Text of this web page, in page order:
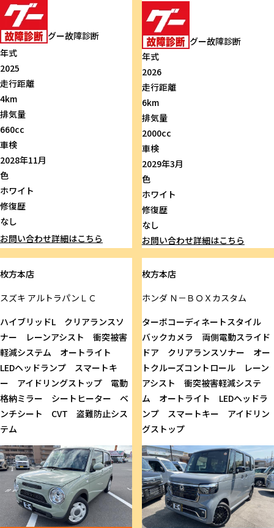
グー故障診断
年式
2025
走行距離
4km
排気量
660cc
車検
2028年11月
色
ホワイト
修復歴
なし
お問い合わせ詳細はこちら
グー故障診断
年式
2026
走行距離
6km
排気量
2000cc
車検
2029年3月
色
ホワイト
修復歴
なし
お問い合わせ詳細はこちら
枚方本店
スズキ アルトラパンＬＣ
ハイブリッドL クリアランスソ
ナー レーンアシスト 衝突被害
軽減システム オートライト
LEDヘッドランプ スマートキ
ー アイドリングストップ 電動
格納ミラー シートヒーター ベ
ンチシート CVT 盗難防止シス
テム
枚方本店
ホンダＮ－ＢＯＸカスタム
ターボコーディネートスタイル
バックカメラ 両側電動スライド
ドア クリアランスソナー オー
トクルーズコントロール レーン
アシスト 衝突被害軽減システ
ム オートライト LEDヘッドラ
ンプ スマートキー アイドリン
グストップ